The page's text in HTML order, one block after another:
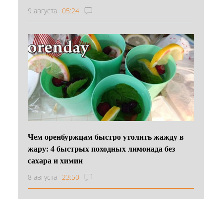
9 августа 05:24
Чем оренбуржцам быстро утолить жажду в
жару: 4 быстрых походных лимонада без
сахара и химии
8 августа 23:50